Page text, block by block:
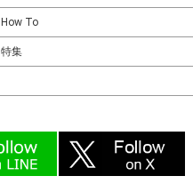
How To
特集